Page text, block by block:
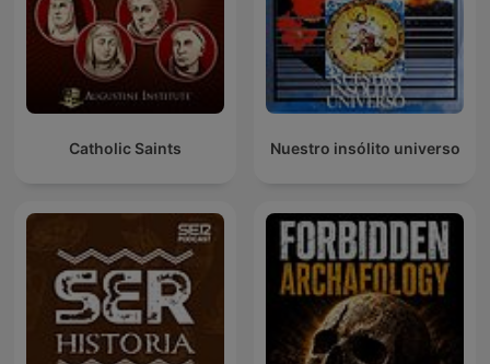
Catholic Saints Nuestro insólito universo